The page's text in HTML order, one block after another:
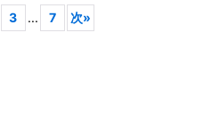
3 ... 7 次»